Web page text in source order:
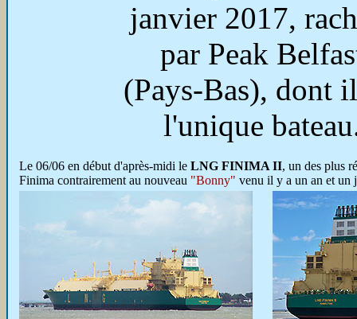
janvier 2017,
par Peak
(Pays-Bas), dont
l'unique
Le 06/06 en début d'après-midi le LNG FINIMA II, un des plus
Finima contrairement au nouveau "Bonny" venu il y a un an et un